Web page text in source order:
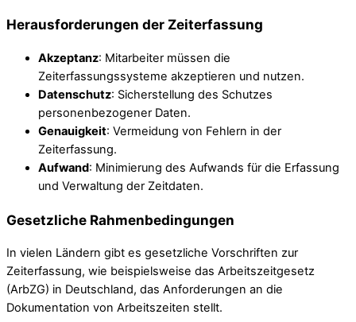
Herausforderungen der Zeiterfassung
Akzeptanz: Mitarbeiter müssen die
Zeiterfassungssysteme akzeptieren und nutzen.
Datenschutz: Sicherstellung des Schutzes
personenbezogener Daten.
Genauigkeit: Vermeidung von Fehlern in der
Zeiterfassung.
Aufwand: Minimierung des Aufwands für die Erfassung
und Verwaltung der Zeitdaten.
Gesetzliche Rahmenbedingungen
In vielen Ländern gibt es gesetzliche Vorschriften zur
Zeiterfassung, wie beispielsweise das Arbeitszeitgesetz
(ArbZG) in Deutschland, das Anforderungen an die
Dokumentation von Arbeitszeiten stellt.